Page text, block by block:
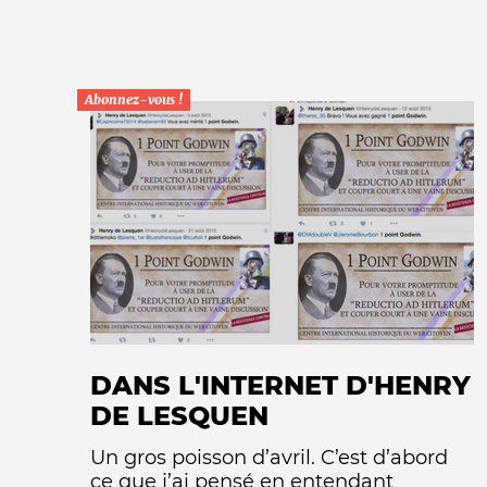
Abonnez-vous !
DANS L'INTERNET D'HENRY
DE LESQUEN
Un gros poisson d’avril. C’est d’abord
ce que j’ai pensé en entendant